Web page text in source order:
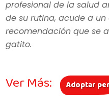
profesional de la salud
de su rutina, acude a
recomendación que se
gatito.
Ver Más: Adoptar